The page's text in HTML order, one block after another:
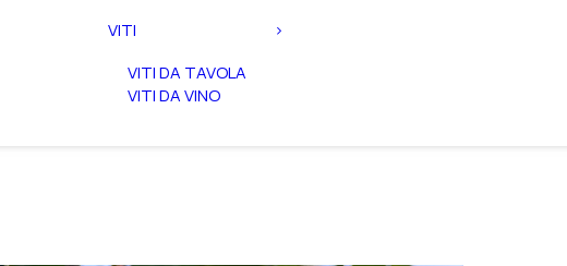
VITI
VITI DA TAVOLA
VITI DA VINO